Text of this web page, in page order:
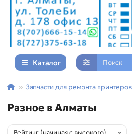
Каталог
Запчасти для ремонта принтеров
Разное в Алматы